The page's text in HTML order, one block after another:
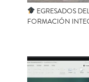
EGRESADOS
FORMACIÓN